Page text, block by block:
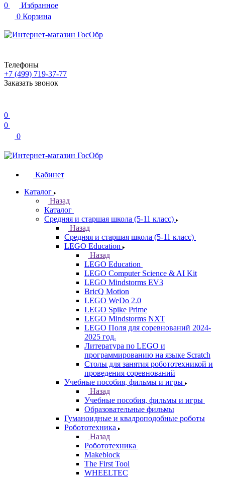
0
Избранное
0 Корзина
Телефоны
+7 (499) 719-37-77
Заказать звонок
0
0
0
Кабинет
Каталог
Назад
Каталог
Средняя и старшая школа (5-11 класс)
Назад
Средняя и старшая школа (5-11 класс)
LEGO Education
Назад
LEGO Education
LEGO Computer Science & AI Kit
LEGO Mindstorms EV3
BricQ Motion
LEGO WeDo 2.0
LEGO Spike Prime
LEGO Mindstorms NXT
LEGO Поля для соревнований 2024-
2025 год.
Литература по LEGO и
программированию на языке Scratch
Столы для занятия робототехникой и
проведения соревнований
Учебные пособия, фильмы и игры
Назад
Учебные пособия, фильмы и игры
Образовательные фильмы
Гуманоидные и квадроподобные роботы
Робототехника
Назад
Робототехника
Makeblock
The First Tool
WHEELTEC